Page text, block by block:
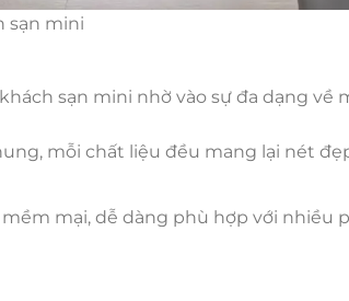
sạn mini
sạn mini nhờ vào sự đa dạng về
mỗi chất liệu đều mang lại nét
mại, dễ dàng phù hợp với nhiều